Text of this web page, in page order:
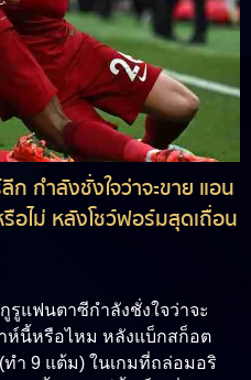
กำลังชั่งใจว่าจะขาย แอน
อไม่ หลังโชว์ฟอร์มสุดเถื่อน
รูแฟนตาซีกำลังชั่งใจว่าจะ
ห์นี้หรือไหม หลังแบ็กสก็อต
ำ 9 แต้ม) ในเกมที่ถล่อมอริ